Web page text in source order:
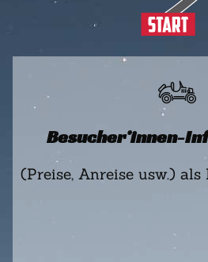
Besucher*innen-
(Preise, Anreise usw.)